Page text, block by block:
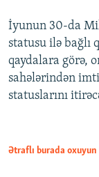
İyunun 30-da
statusu ilə bağlı
qaydalara görə,
sahələrindən
statuslarını
Ətraflı burada oxuyun